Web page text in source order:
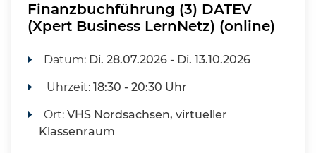
Finanzbuchführung (3) DATEV
(Xpert Business LernNetz) (online)
Datum: Di. 28.07.2026 - Di. 13.10.2026
Uhrzeit:18:30 - 20:30 Uhr
Ort:VHS Nordsachsen, virtueller
Klassenraum